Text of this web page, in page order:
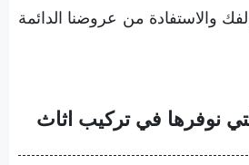
والاستفادة من عروضنا الدائمة
نوفرها في تركيب اثاث